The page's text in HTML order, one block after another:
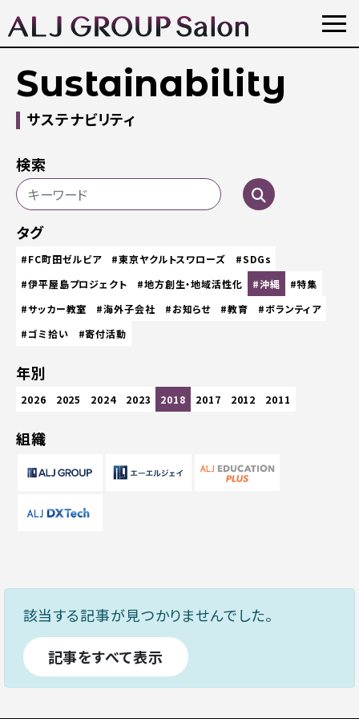
Sustainability
サステナビリティ
検索
タグ
#FC町田ゼルビア #東京ヤクルトスワローズ
#SDGs
#伊平屋島プロジェクト
#地方創生・地域活性化 #沖縄
#特集
#サッカー教室
#海外子会社 #お知らせ #教育
#ボランティア
#ゴミ拾い
#寄付活動
年別
2026 2025 2024 2023 2018 2017 2012 2011
組織
該当する記事が見つかりませんでした。
記事をすべて表示